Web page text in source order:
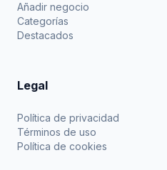
Añadir negocio
Categorías
Destacados
Legal
Política de privacidad
Términos de uso
Política de cookies